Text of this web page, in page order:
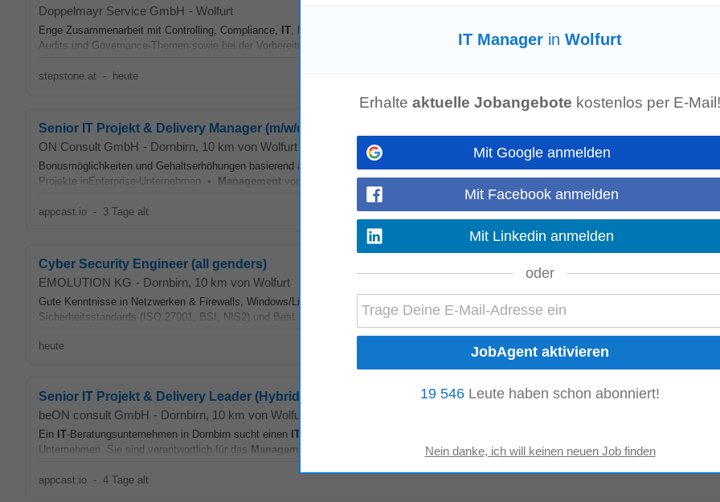
Doppelmayr Service GmbH - Wolfurt
Enge Zusammenarbeit mit Controlling, Compliance, IT, Fachbereichen und den internationalen Gesellschaften • Unterstützung bei internen
Audits und Governance-Themen sowie bei der Vorbereitung von Berichten für
Management und Gremien...
stepstone.at - heute
Senior IT Projekt & Delivery Manager (m/w/d) new
ON Consult GmbH - Dornbirn, 10 km von Wolfurt
Bonusmöglichkeiten und Gehaltserhöhungen basierend auf Ihrer Erfahrung Ihre Aufgaben • Planung, Leitung und Umsetzung anspruchsvoller
Projekte inEnterprise-Unternehmen • Management von -Projekten und Programmen rund um ERP-Strategie undIT...
Mehr anzeigen
appcast.io - 3 Tage alt
Cyber Security Engineer (all genders)
EMOLUTION KG - Dornbirn, 10 km von Wolfurt
Gute Kenntnisse in Netzwerken & Firewalls, Windows/Linux & Identity Management , Cloud-Umgebungen (Microsoft 365 / Azure) •
Sicherheitsstandards (ISO 27001, BSI, NIS2) und Best Practices • Erfahrung mit Security-Tools...
Mehr anzeigen
heute
Senior IT Projekt & Delivery Leader (Hybrid)
beON consult GmbH - Dornbirn, 10 km von Wolfurt
Ein IT-Beratungsunternehmen in Dornbirn sucht einen IT
Unternehmen. Sie sind verantwortlich für das Management -Projekten, das Stakeholder...
Mehr anzeigen
appcast.io - 4 Tage alt
IT Manager in Wolfurt
Erhalte aktuelle Jobangebote kostenlos per E-Mail!
Mit Google anmelden
Mit Facebook anmelden
Mit Linkedin anmelden
oder
19 546 Leute haben schon abonniert!